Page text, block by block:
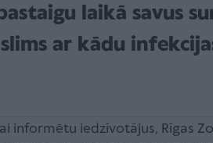
laikā savus
slims ar kādu
informētu iedzīvotājus, Rīgas